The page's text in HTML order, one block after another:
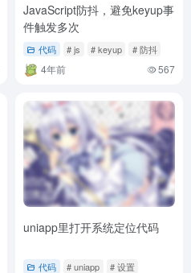
JavaScript防抖，避免keyup事
件触发多次
代码 # js # keyup # 防抖
4年前 567
uniapp里打开系统定位代码
代码 # uniapp # 设置